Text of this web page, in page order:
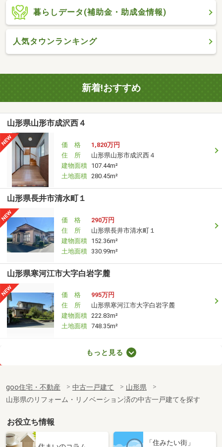
暮らしデータ(補助金・助成金情報)
人気タウンランキング
新着!おすすめ
山形県山形市成沢西４
価 格
1,820万円
住 所
山形県山形市成沢西４
建物面積 107.44m²
土地面積 280.45m²
山形県長井市清水町１
価 格
290万円
住 所
山形県長井市清水町１
建物面積 152.36m²
土地面積 330.99m²
山形県寒河江市大字白岩字麓
価 格
995万円
住 所
山形県寒河江市大字白岩字麓
建物面積 222.83m²
土地面積 748.35m²
建物面積 254.19m²
土地面積 179.54m²
山形県南陽市宮内
価 格
1,250万円
もっと見る
goo住宅・不動産 中古一戸建て
山形県
山形県のリフォーム・リノベーション済の中古一戸建てを探す
お役立ち情報
「住みたい街」